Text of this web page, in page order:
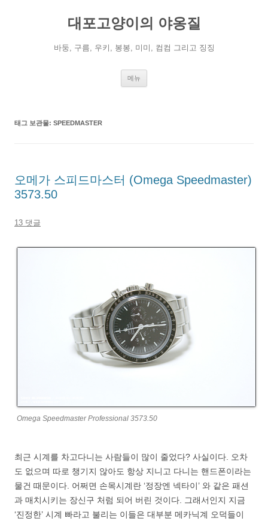
대포고양이의 야옹질
바둥, 구름, 우키, 봉봉, 미미, 컴컴 그리고 징징
메뉴
태그 보관물: SPEEDMASTER
오메가 스피드마스터 (Omega Speedmaster)
3573.50
13 댓글
Omega Speedmaster Professional 3573.50
최근 시계를 차고다니는 사람들이 많이 줄었다? 사실이다. 오차
도 없으며 따로 챙기지 않아도 항상 지니고 다니는 핸드폰이라는
물건 때문이다. 어쩌면 손목시계란 ‘정장엔 넥타이’ 와 같은 패션
과 매치시키는 장신구 처럼 되어 버린 것이다. 그래서인지 지금
‘진정한’ 시계 빠라고 불리는 이들은 대부분 메카닉계 오덕들이